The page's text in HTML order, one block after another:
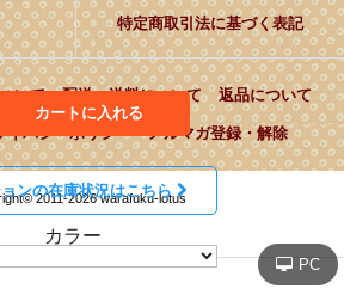
カートに入れる
ンの在庫状況はこちら
カラー
特定商取引法に基づく表記
いて 配送・送料について 返品について
イバシーポリシー メルマガ登録・解除
2011-2026 warafuku-lotus
PC